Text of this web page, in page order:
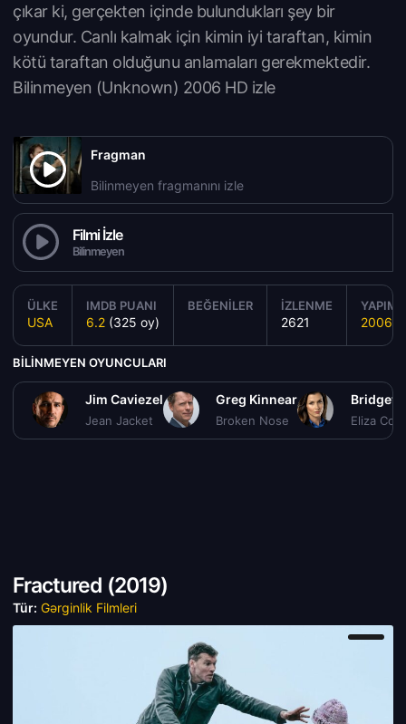
çıkar ki, gerçekten içinde bulundukları şey bir
oyundur. Canlı kalmak için kimin iyi taraftan, kimin
kötü taraftan olduğunu anlamaları gerekmektedir.
Bilinmeyen (Unknown) 2006 HD izle
Fragman
Bilinmeyen fragmanını izle
Filmi İzle
Bilinmeyen
ÜLKE
USA
IMDB PUANI
6.2 (325 oy)
BEĞENILER İZLENME
2621
YAPIM
2006
BILINMEYEN OYUNCULARI
Jim Caviezel
Jean Jacket
Greg Kinnear
Broken Nose
Bridget
Eliza
Fractured (2019)
Tür: Gərginlik Filmleri